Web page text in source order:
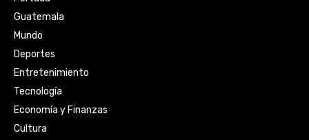
Guatemala
Mundo
Deportes
Entretenimiento
Tecnología
Economía y Finanzas
Cultura